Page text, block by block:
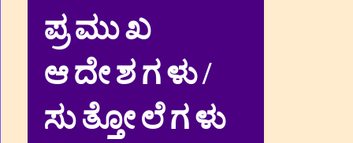
ಪ್ರಮುಖ
ಆದೇಶಗಳು/
ಸುತ್ತೋಲೆಗಳು